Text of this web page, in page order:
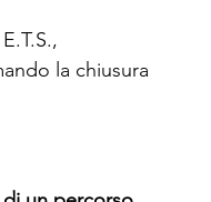
la chiusura